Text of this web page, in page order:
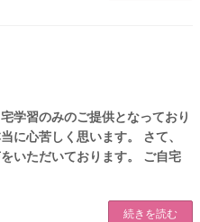
学習のみのご提供となっており
に心苦しく思います。 さて、
いただいております。 ご自宅
続きを読む